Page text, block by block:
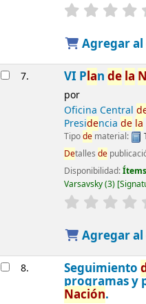
Agregar
7. VI Plan de la
por
Oficina Central
Presidencia de la
Tipodematerial:
Detalles de
Disponibilidad:
Varsavsky(3)
Agregar
8. Seguimiento
programas y
Nación.